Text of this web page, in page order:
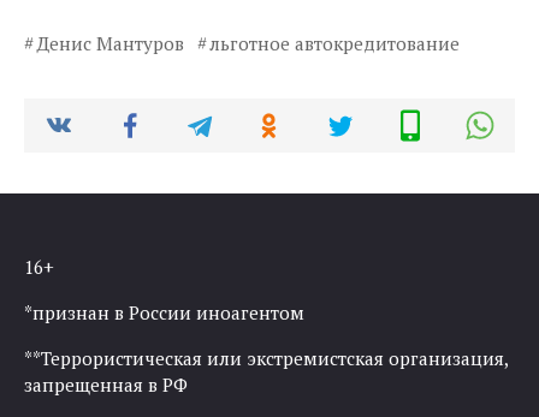
Денис Мантуров льготное автокредитование
16+
*признан в России иноагентом
**Террористическая или экстремистская организация,
запрещенная в РФ